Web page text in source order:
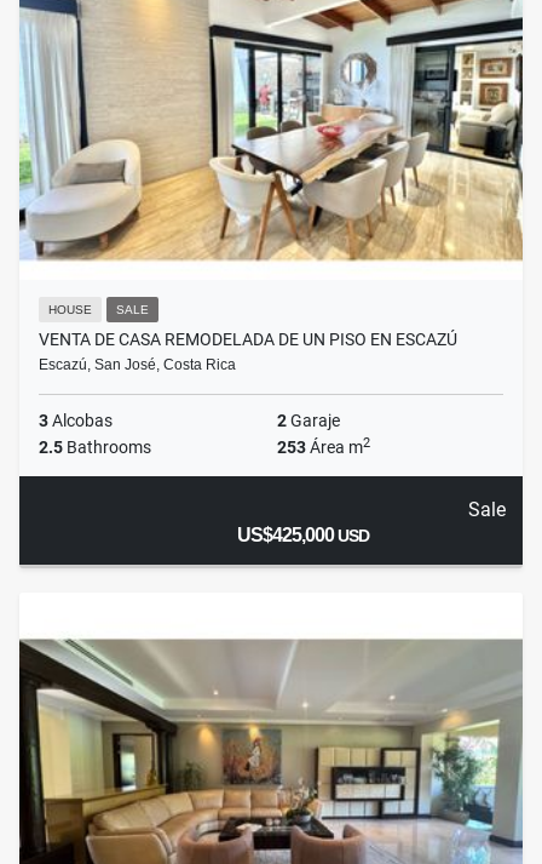
HOUSE SALE
VENTA DE CASA REMODELADA DE UN PISO EN ESCAZÚ
Escazú, San José, Costa Rica
3Alcobas 2Garaje
2.5 Bathrooms 253Área m2
Sale
US$425,000USD